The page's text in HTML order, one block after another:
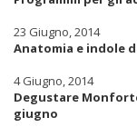
23 Giugno, 2014
Anatomia e indole
4 Giugno, 2014
Degustare
giugno